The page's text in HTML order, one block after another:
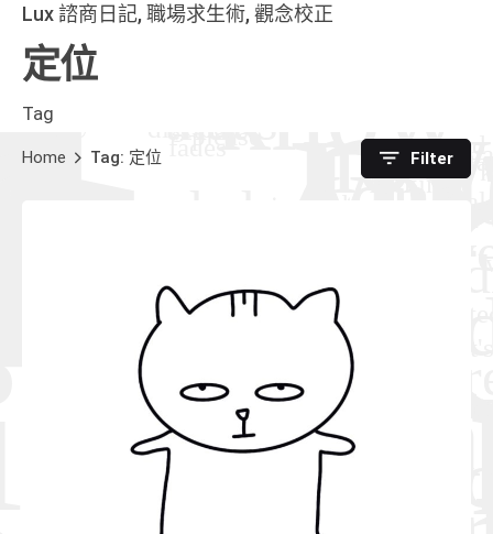
Lux 諮商日記 職場求生術 觀念校正
定位
Tag
Home Tag: 定位 Filter